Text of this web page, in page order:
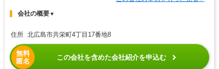
会社の概要▼
住所 北広島市共栄町4丁目17番地8
無料
匿名
この会社を含めた会社紹介を申込む